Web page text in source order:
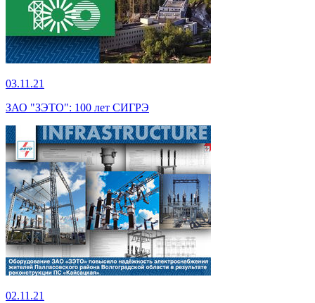
03.11.21
ЗАО "ЗЭТО": 100 лет СИГРЭ
02.11.21